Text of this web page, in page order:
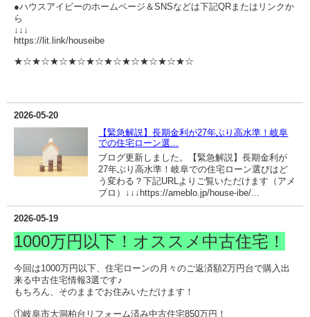
●ハウスアイビーのホームページ＆SNSなどは下記QRまたはリンクか
ら
↓↓↓
https://lit.link/houseibe
★☆★☆★☆★☆★☆★☆★☆★☆★☆★☆
2026-05-20
【緊急解説】長期金利が27年ぶり高水準！岐阜
での住宅ローン選...
ブログ更新しました。【緊急解説】長期金利が
27年ぶり高水準！岐阜での住宅ローン選びはど
う変わる？下記URLよりご覧いただけます（アメ
ブロ）↓↓↓https://ameblo.jp/house-ibe/...
2026-05-19
1000万円以下！オススメ中古住宅！
今回は1000万円以下、住宅ローンの月々のご返済額2万円台で購入出
来る中古住宅情報3選です♪
もちろん、そのままでお住みいただけます！
①岐阜市大洞柏台リフォーム済み中古住宅850万円！